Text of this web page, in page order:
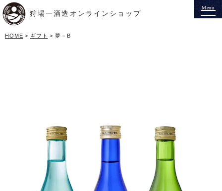
狩場一酒造オンラインショップ
HOME ギフト 夢－B